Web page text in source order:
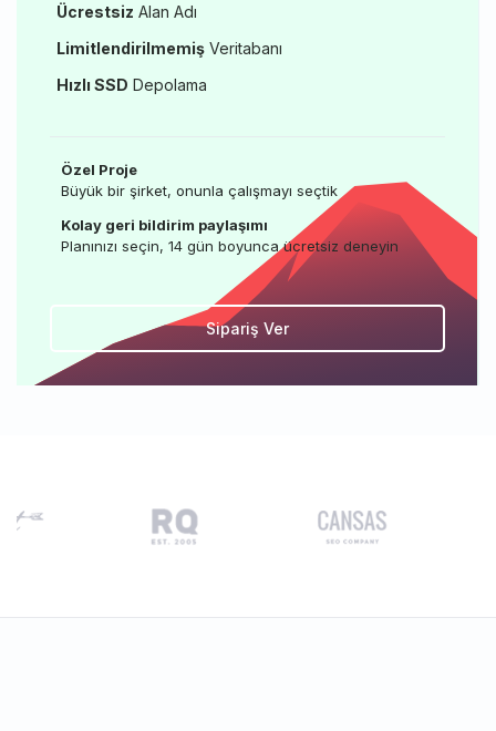
Ücrestsiz Alan Adı
Limitlendirilmemiş Veritabanı
Hızlı SSD Depolama
Özel Proje
Büyük bir şirket, onunla çalışmayı seçtik
Kolay geri bildirim paylaşımı
Planınızı seçin, 14 gün boyunca ücretsiz deneyin
Sipariş Ver